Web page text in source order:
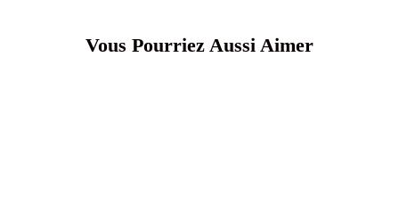
Vous Pourriez Aussi Aimer